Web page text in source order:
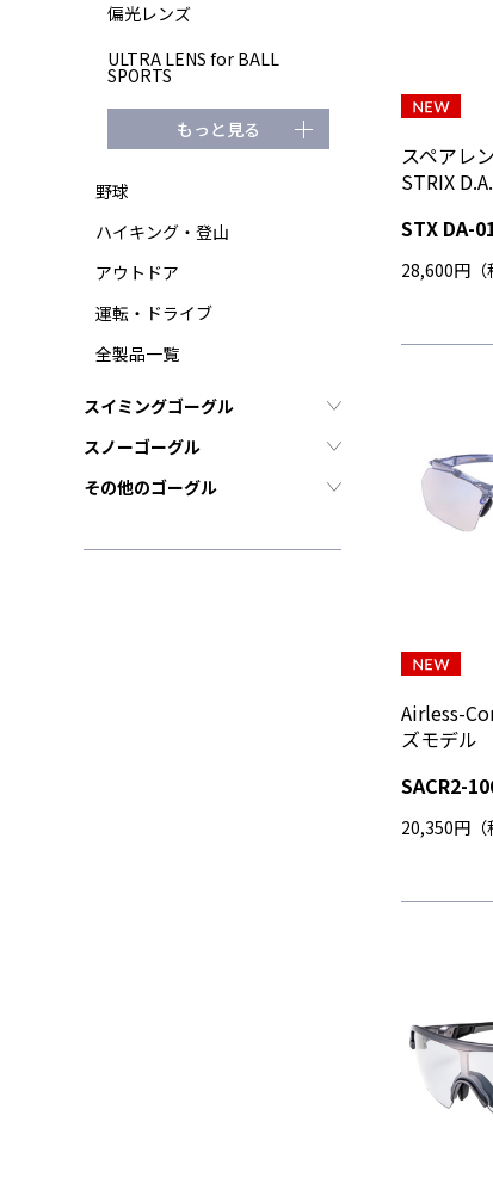
偏光レンズ
ULTRA LENS for BALL
SPORTS
もっと見る
野球
ハイキング・登山
アウトドア
運転・ドライブ
全製品一覧
スイミングゴーグル
スノーゴーグル
その他のゴーグル
スペアレ
STRIX
STX DA-
28,600円（
Airless-
ズモデル
SACR2-
20,350円（